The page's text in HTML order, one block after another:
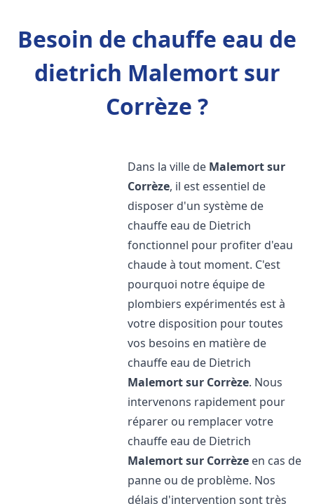
Besoin de chauffe eau de
dietrich Malemort sur
Corrèze ?
Dans la ville de Malemort sur
Corrèze, il est essentiel de
disposer d'un système de
chauffe eau de Dietrich
fonctionnel pour profiter d'eau
chaude à tout moment. C'est
pourquoi notre équipe de
plombiers expérimentés est à
votre disposition pour toutes
vos besoins en matière de
chauffe eau de Dietrich
Malemort sur Corrèze. Nous
intervenons rapidement pour
réparer ou remplacer votre
chauffe eau de Dietrich
Malemort sur Corrèze en cas de
panne ou de problème. Nos
délais d'intervention sont très